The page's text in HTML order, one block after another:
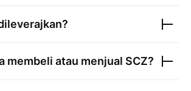
membeli atau menjual SCZ?